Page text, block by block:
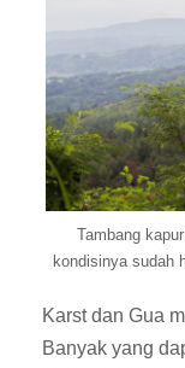
Tambang
kondisinya sudah
Karst dan Gua
Banyak yang